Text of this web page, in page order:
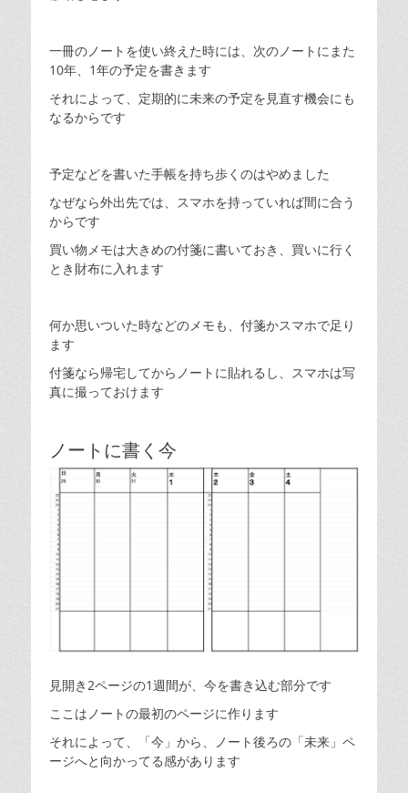
一冊のノートを使い終えた時には、次のノートにまた
10年、1年の予定を書きます
それによって、定期的に未来の予定を見直す機会にも
なるからです
予定などを書いた手帳を持ち歩くのはやめました
なぜなら外出先では、スマホを持っていれば間に合う
からです
買い物メモは大きめの付箋に書いておき、買いに行く
とき財布に入れます
何か思いついた時などのメモも、付箋かスマホで足り
ます
付箋なら帰宅してからノートに貼れるし、スマホは写
真に撮っておけます
ノートに書く今
見開き2ページの1週間が、今を書き込む部分です
ここはノートの最初のページに作ります
それによって、「今」から、ノート後ろの「未来」ペ
ージへと向かってる感があります